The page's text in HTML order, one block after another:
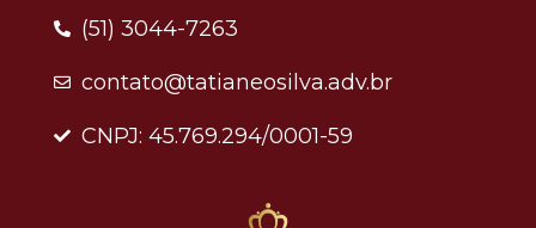
(51) 3044-7263
contato@tatianeosilva.adv.br
CNPJ: 45.769.294/0001-59